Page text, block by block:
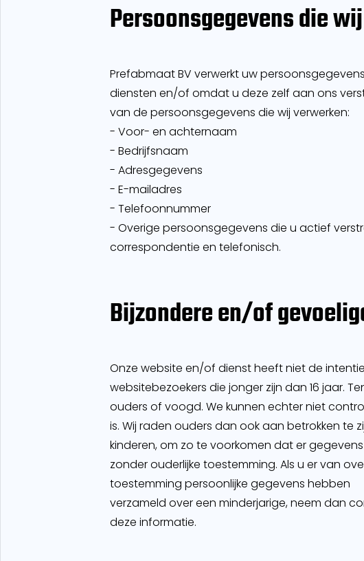
Persoonsgegevens die
Prefabmaat BV verwerkt uw
diensten en/of omdat u deze zelf aan ons
van de persoonsgegevens die wij verwerken:
- Voor- en achternaam
- Bedrijfsnaam
- Adresgegevens
- E-mailadres
- Telefoonnummer
- Overige persoonsgegevens die u actief
correspondentie en telefonisch.
Bijzondere en/of
Onze website en/of dienst heeft niet de
websitebezoekers die jonger zijn dan 16 jaar.
ouders of voogd. We kunnen echter niet
is. Wij raden ouders dan ook aan betrokken te
kinderen, om zo te voorkomen dat er
zonder ouderlijke toestemming. Als u er van
toestemming persoonlijke gegevens hebben
verzameld over een minderjarige, neem dan
deze informatie.